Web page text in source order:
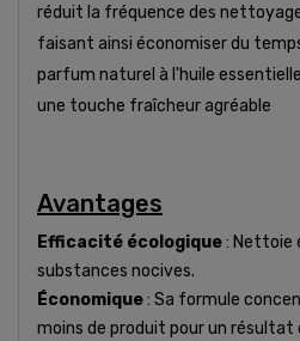
réduit la fréquence des
faisant ainsi économiser du
parfum naturel à l'huile
une touche fraîcheur agréable
Avantages
Efficacité écologique: Nettoie
substances nocives.
Économique: Sa formule
moins de produit pour un résultat